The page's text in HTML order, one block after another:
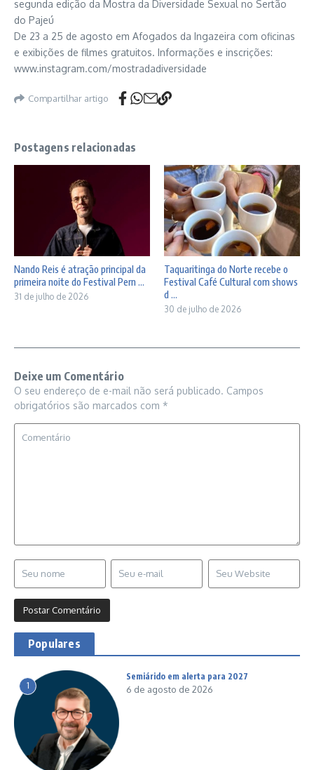
segunda edição da Mostra da Diversidade Sexual no Sertão
do Pajeú
De 23 a 25 de agosto em Afogados da Ingazeira com oficinas
e exibições de filmes gratuitos. Informações e inscrições:
www.instagram.com/mostradadiversidade
Compartilhar artigo
Postagens relacionadas
Nando Reis é atração principal da
primeira noite do Festival Pern ...
31 de julho de 2026
Taquaritinga do Norte recebe o
Festival Café Cultural com shows
d ...
30 de julho de 2026
Deixe um Comentário
O seu endereço de e-mail não será publicado. Campos
obrigatórios são marcados com *
Populares
1
Semiárido em alerta para 2027
6 de agosto de 2026